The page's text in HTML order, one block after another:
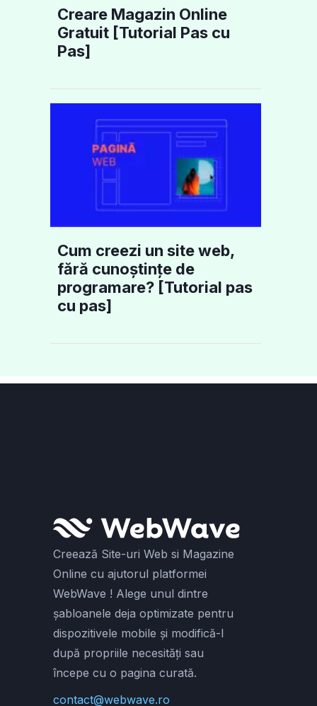
Creare Magazin Online
Gratuit [Tutorial Pas cu
Pas]
Cum creezi un site web,
fără cunoștințe de
programare? [Tutorial pas
cu pas]
Creează Site-uri Web si Magazine
Online cu ajutorul platformei
WebWave ! Alege unul dintre
șabloanele deja optimizate pentru
dispozitivele mobile și modifică-l
după propriile necesități sau
începe cu o pagina curată.
contact@webwave.ro